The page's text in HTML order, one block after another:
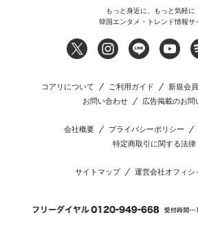
もっと身近に、もっと気軽に
韓国エンタメ・トレンド情報サ
コアリについて ご利用ガイド 新規会
お問い合わせ
広告掲載のお問
会社概要 プライバシーポリシー
特定商取引に関する法律
サイトマップ 運営会社オフィシ